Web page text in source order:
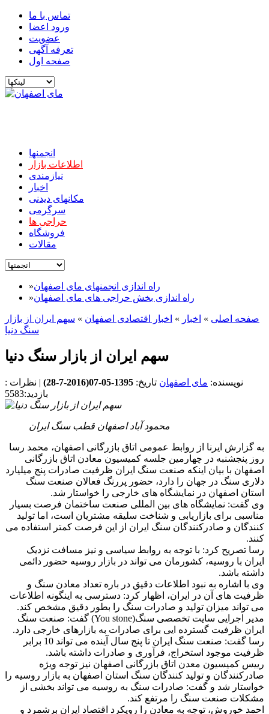
تماس با ما
ورود اعضا
عضویت
تعرفه آگهی
صفحه اول
انجمنها
اطلاعات بازار
نیازمندی
اخبار
مکانهای دیدنی
سرگرمی
حراجی ها
فروشگاه
مقالات
»راه اندازی انجمنهای مای اصفهان
»راه اندازی بخش حراجی های مای اصفهان
صفحه اصلی » اخبار » اخبار اقتصادی اصفهان » سهم ایران از بازار
سنگ دنیا
سهم ایران از بازار سنگ دنیا
نویسنده: مای اصفهان تاریخ: 1395-05-07(
2016-7-28
)
| نظرات :
بازدید:5583
محمود آباد اصفهان قطب سنگ ایران
به گزارش ایرنا از روابط عمومی اتاق بازرگانی اصفهان، محمد رسا
روز پنجشنبه در چهارمین جلسه کمیسیون معادن اتاق بازرگانی
اصفهان با بیان اینکه صنعت سنگ ایران ظرفیت صادرات پنج میلیارد
دلاری سنگ در جهان را دارد، حضور پررنگ فعالان صنعت سنگ
استان اصفهان در نمایشگاه های خارجی را خواستار شد.
وی گفت: نمایشگاه های بین المللی صنعت ساختمان فرصت بسیار
مناسبی برای بازاریابی و شناخت سلیقه مشتریان است، اما تولید
کنندگان و صادرکنندگان سنگ ایران از این فرصت کمتر استفاده می
کنند.
رسا تصریح کرد: با توجه به روابط سیاسی و نیز مسافت نزدیک
ایران با روسیه، کشورمان می تواند در بازار روسیه حضور دائمی
داشته باشد.
وی با اشاره به نبود اطلاعات دقیق در باره تعداد معادن سنگ و
ظرفیت های آن در ایران، اظهار کرد: دسترسی به اینگونه اطلاعات
می تواند میزان تولید و صادرات سنگ را بطور دقیق مشخص کند.
مدیر اجرایی سایت تخصصی سنگ(You stone) گفت: صنعت سنگ
ایران ظرفیت گسترده ایی برای صادرات به بازارهای خارجی دارد.
رسا گفت: صنعت سنگ ایران تا پنج سال آینده می تواند 10 برابر
ظرفیت موجود استخراج، فرآوری و صادرات داشته باشد.
رییس کمیسیون معدن اتاق بازرگانی اصفهان نیز توجه ویژه
صادرکنندگان و تولید کنندگان سنگ استان اصفهان به بازار روسیه را
خواستار شد و گفت: صادرات سنگ به روسیه می تواند بخشی از
مشکلات صنعت سنگ را مرتفع کند.
احمد خوروش، توجه به معادن را رویکرد اقتصاد ایران برشمرد و